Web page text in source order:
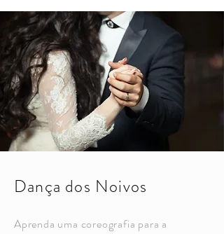
Dança dos Noivos
Aprenda uma coreografia para a